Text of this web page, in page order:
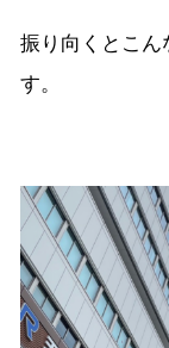
振り向くとこん
す。